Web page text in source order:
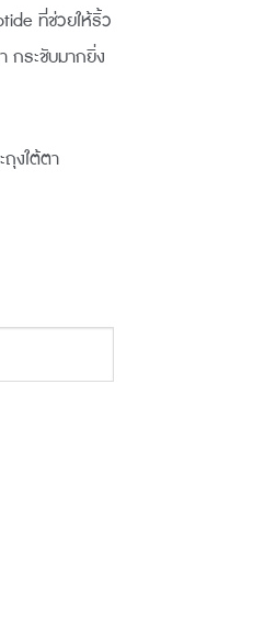
ที่ช่วยให้ริ้ว
กระชับมากยิ่ง
งใต้ตา